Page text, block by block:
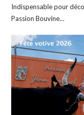
Indispensable pour
Passion Bouvine…